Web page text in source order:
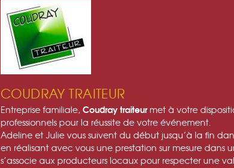
COUDRAY TRAITEUR
Entreprise familiale,Coudray traiteurmet à votre
professionnels pour la réussite de votre événement.
Adeline et Julie vous suivent du début jusqu’à la fin
en réalisant avec vous une prestation sur mesure dans
s’associe aux producteurs locaux pour respecter une